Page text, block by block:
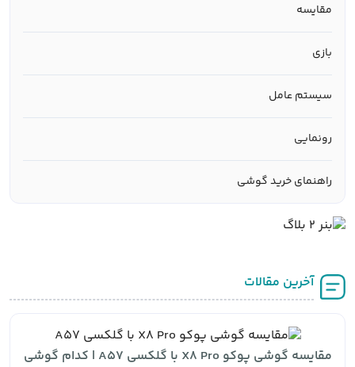
مقایسه
بازی
سیستم عامل
رونمایی
راهنمای خرید گوشی
آخرین مقالات
مقایسه گوشی پوکو X8 Pro با گلکسی A57 | کدام گوشی